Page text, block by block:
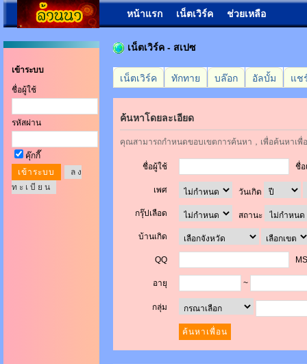
หน้าแรก เน็ตเวิร์ค ช่วยเหลือ
เข้าระบบ
ชื่อผู้ใช้
รหัสผ่าน
คุ๊กกี๊
ล ง
ท ะ เ บี ย น
เน็ตเวิร์ค - สเปซ
เน็ตเวิร์ค ทักทาย บล๊อก อัลบั้ม แช
ค้นหาโดยละเอียด
คุณสามารถกำหนดขอบเขตการค้นหา，เพื่อค้นหาเ
ชื่อผู้ใช้ ชื่อ
เพศ วันเกิด
กรุ๊ปเลือด สถานะ
บ้านเกิด
QQ
อายุ ~
กลุ่ม